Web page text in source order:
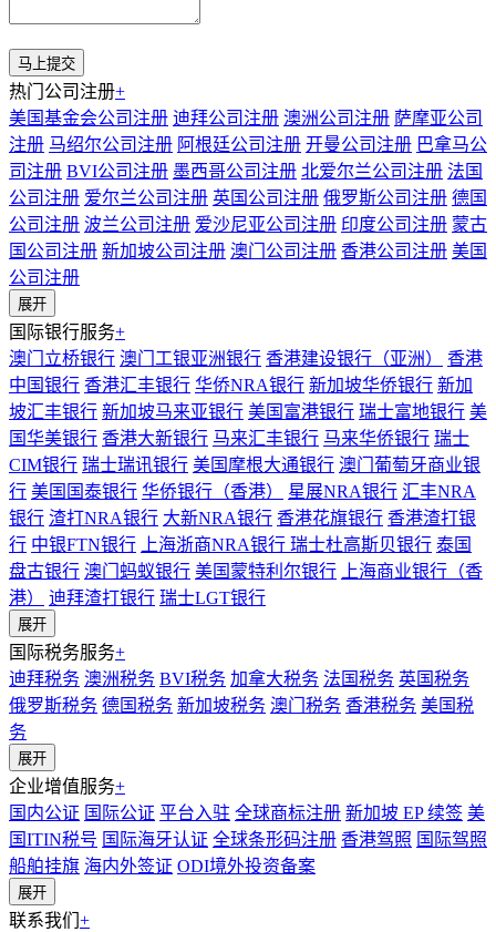
热门公司注册+
美国基金会公司注册 迪拜公司注册 澳洲公司注册 萨摩亚公司
注册 马绍尔公司注册 阿根廷公司注册 开曼公司注册 巴拿马公
司注册 BVI公司注册 墨西哥公司注册 北爱尔兰公司注册 法国
公司注册 爱尔兰公司注册 英国公司注册 俄罗斯公司注册 德国
公司注册 波兰公司注册 爱沙尼亚公司注册 印度公司注册 蒙古
国公司注册 新加坡公司注册 澳门公司注册 香港公司注册 美国
公司注册
展开
国际银行服务+
澳门立桥银行 澳门工银亚洲银行 香港建设银行（亚洲）
香港
中国银行 香港汇丰银行 华侨NRA银行 新加坡华侨银行 新加
坡汇丰银行 新加坡马来亚银行 美国富港银行 瑞士富地银行 美
国华美银行 香港大新银行 马来汇丰银行 马来华侨银行 瑞士
CIM银行 瑞士瑞讯银行 美国摩根大通银行 澳门葡萄牙商业银
行 美国国泰银行 华侨银行（香港） 星展NRA银行 汇丰NRA
银行 渣打NRA银行 大新NRA银行 香港花旗银行 香港渣打银
行 中银FTN银行 上海浙商NRA银行 瑞士杜高斯贝银行 泰国
盘古银行 澳门蚂蚁银行 美国蒙特利尔银行
上海商业银行（香
港）
迪拜渣打银行 瑞士LGT银行
展开
国际税务服务+
迪拜税务 澳洲税务 BVI税务 加拿大税务 法国税务 英国税务
俄罗斯税务 德国税务 新加坡税务 澳门税务 香港税务 美国税
务
展开
企业增值服务+
国内公证 国际公证 平台入驻 全球商标注册 新加坡 EP 续签 美
国ITIN税号 国际海牙认证 全球条形码注册 香港驾照 国际驾照
船舶挂旗 海内外签证 ODI境外投资备案
展开
联系我们 +